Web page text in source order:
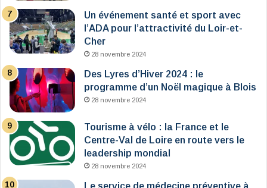
Un événement santé et sport avec
l’ADA pour l’attractivité du Loir-et-
Cher
28 novembre 2024
Des Lyres d’Hiver 2024 : le
programme d’un Noël magique à Blois
28 novembre 2024
Tourisme à vélo : la France et le
Centre-Val de Loire en route vers le
leadership mondial
28 novembre 2024
Le service de médecine préventive à